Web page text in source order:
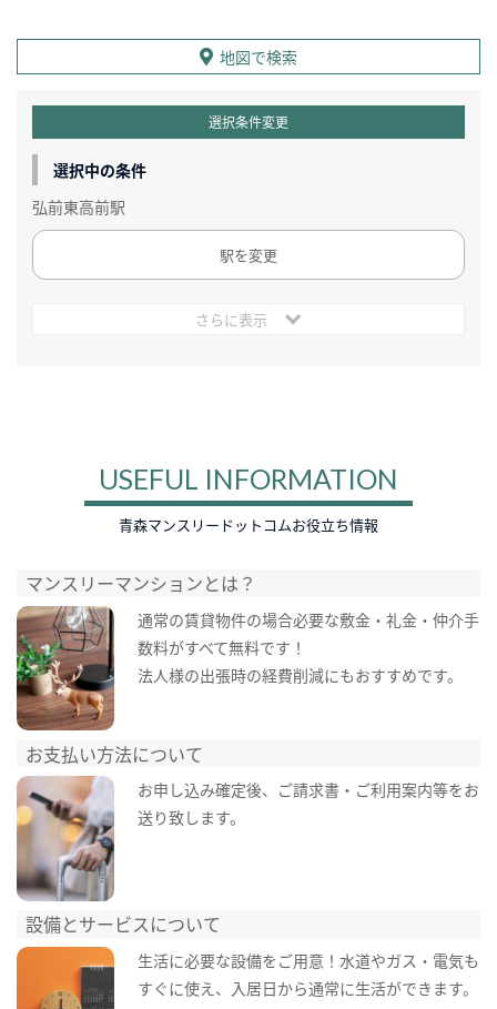
地図で検索
選択条件変更
選択中の条件
弘前東高前駅
駅を変更
さらに表示
USEFUL INFORMATION
青森マンスリードットコムお役立ち情報
マンスリーマンションとは？
通常の賃貸物件の場合必要な敷金・礼金・仲介手
数料がすべて無料です！
法人様の出張時の経費削減にもおすすめです。
お支払い方法について
お申し込み確定後、ご請求書・ご利用案内等をお
送り致します。
設備とサービスについて
生活に必要な設備をご用意！水道やガス・電気も
すぐに使え、入居日から通常に生活ができます。